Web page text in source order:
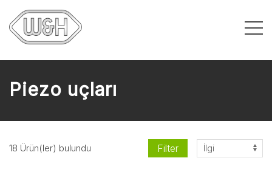
Piezo uçları
18 Ürün(ler) bulundu Filter